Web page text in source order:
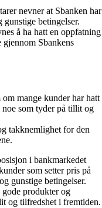
nevner at Sbanken har
betingelser.
å ha hatt en oppfatning
gjennom Sbankens
mange kunder har hatt
som tyder på tillit og
takknemlighet for den
i bankmarkedet
som setter pris på
gunstige betingelser.
produkter og
og tilfredshet i fremtiden.